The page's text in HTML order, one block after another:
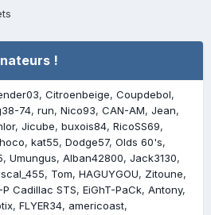
!
Citroenbeige Coupdebol
74 run Nico93 CAN-AM Jean
Jicube buxois84 RicoSS69
kat55 Dodge57 Olds 60's
Umungus Alban42800 Jack3130
Tom HAGUYGOU
Zitoune
Cadillac STS EiGhT-PaCk Antony
FLYER34 americoast